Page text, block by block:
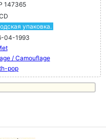
147365
упаковка.
04-1993
/ Camouflage
pop